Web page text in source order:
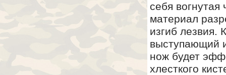
себя вогнутая
материал
изгиб лезвия.
выступающий
нож будет
хлесткого